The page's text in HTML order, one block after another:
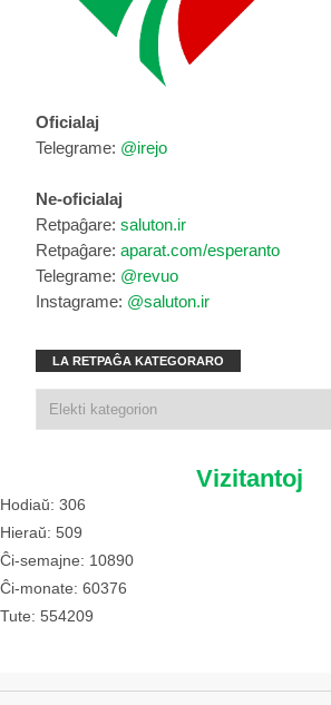
Oficialaj
Telegrame: @irejo
Ne-oficialaj
Retpaĝare: saluton.ir
Retpaĝare: aparat.com/esperanto
Telegrame: @revuo
Instagrame: @saluton.ir
LA RETPAĜA KATEGORARO
Vizitantoj
Hodiaŭ: 306
Hieraŭ: 509
Ĉi-semajne: 10890
Ĉi-monate: 60376
Tute: 554209